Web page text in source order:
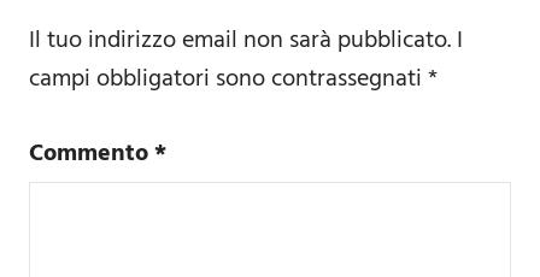
Il tuo indirizzo email non sarà pubblicato.I
campi obbligatori sono contrassegnati*
Commento*